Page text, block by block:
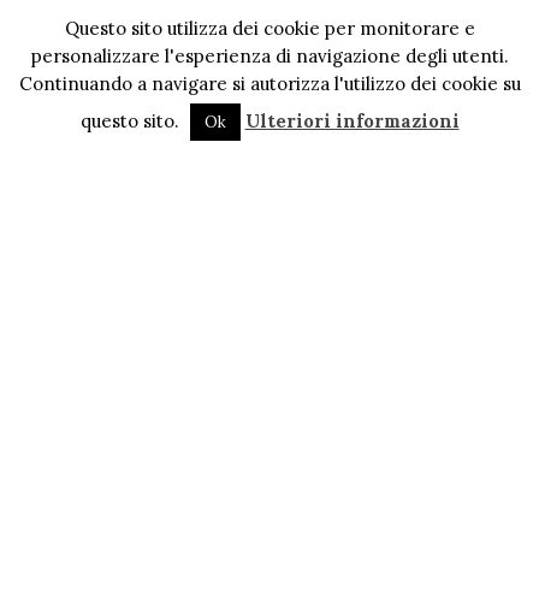
Questo sito utilizza dei cookie per monitorare e
personalizzare l'esperienza di navigazione degli utenti.
Continuando a navigare si autorizza l'utilizzo dei cookie su
questo sito.
Ok Ulteriori informazioni